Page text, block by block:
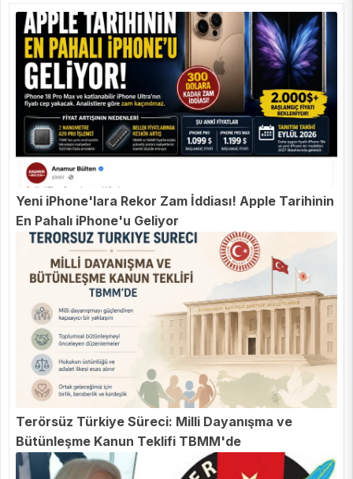
Yeni iPhone'lara Rekor Zam İddiası! Apple Tarihinin
En Pahalı iPhone'u Geliyor
Terörsüz Türkiye Süreci: Milli Dayanışma ve
Bütünleşme Kanun Teklifi TBMM'de